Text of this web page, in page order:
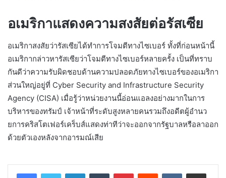
อเมริกาแสดงความสงสัยต่อรัสเซีย
อเมริกาสงสัยว่ารัสเซียได้ทำการโจมตีทางไซเบอร์ ทั้งที่ก่อนหน้านี้
อเมริกากล่าวหารัสเซียว่าโจมตีทางไซเบอร์หลายครั้ง เป็นที่ทราบ
กันดีว่าความรับผิดชอบด้านความปลอดภัยทางไซเบอร์ของอเมริกา
ส่วนใหญ่อยู่ที่ Cyber ​​Security and Infrastructure Security
Agency (CISA) เมื่อรู้ว่าหน่วยงานนี้อ่อนแอลงอย่างมากในการ
บริหารของทรัมป์ เจ้าหน้าที่ระดับสูงหลายคนรวมถึงอดีตผู้อำนว
ยการคริสโตเฟอร์เคร็บส์แสดงท่าทีว่าจะออกจากรัฐบาลหรือลาออก
ด้วยตัวเองหลังจากอารมณ์เสีย
LinkedInTumblr PinterestReddit VKontakteShare via Email